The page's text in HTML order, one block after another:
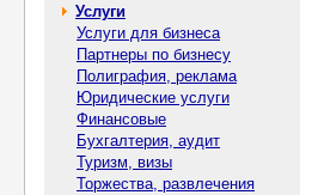
Услуги
Услуги для бизнеса
Партнеры по бизнесу
Полиграфия, реклама
Юридические услуги
Финансовые
Бухгалтерия, аудит
Туризм, визы
Торжества, развлечения